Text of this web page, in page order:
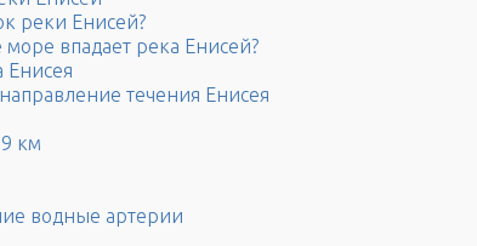
реки Енисей?
море впадает река Енисей?
Енисея
течения Енисея
км
водные артерии